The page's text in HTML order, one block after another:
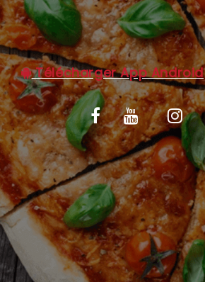
Télécharger App Android